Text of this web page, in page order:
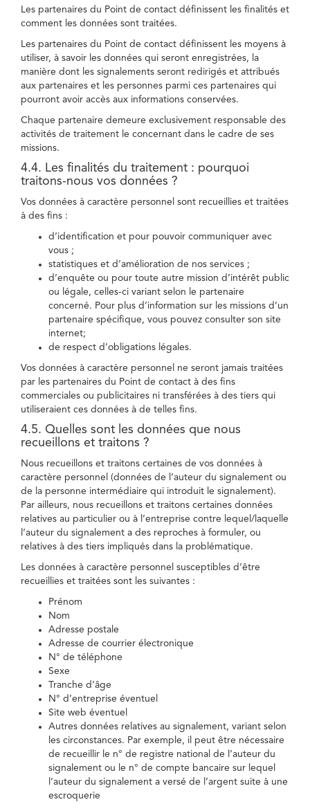
Les partenaires du Point de contact définissent les finalités et
comment les données sont traitées.
Les partenaires du Point de contact définissent les moyens à
utiliser, à savoir les données qui seront enregistrées, la
manière dont les signalements seront redirigés et attribués
aux partenaires et les personnes parmi ces partenaires qui
pourront avoir accès aux informations conservées.
Chaque partenaire demeure exclusivement responsable des
activités de traitement le concernant dans le cadre de ses
missions.
4.4. Les finalités du traitement : pourquoi
traitons-nous vos données ?
Vos données à caractère personnel sont recueillies et traitées
à des fins :
d’identification et pour pouvoir communiquer avec
vous ;
statistiques et d’amélioration de nos services ;
d’enquête ou pour toute autre mission d’intérêt public
ou légale, celles-ci variant selon le partenaire
concerné. Pour plus d’information sur les missions d’un
partenaire spécifique, vous pouvez consulter son site
internet;
de respect d’obligations légales.
Vos données à caractère personnel ne seront jamais traitées
par les partenaires du Point de contact à des fins
commerciales ou publicitaires ni transférées à des tiers qui
utiliseraient ces données à de telles fins.
4.5. Quelles sont les données que nous
recueillons et traitons ?
Nous recueillons et traitons certaines de vos données à
caractère personnel (données de l’auteur du signalement ou
de la personne intermédiaire qui introduit le signalement).
Par ailleurs, nous recueillons et traitons certaines données
relatives au particulier ou à l’entreprise contre lequel/laquelle
l’auteur du signalement a des reproches à formuler, ou
relatives à des tiers impliqués dans la problématique.
Les données à caractère personnel susceptibles d’être
recueillies et traitées sont les suivantes :
Prénom
Nom
Adresse postale
Adresse de courrier électronique
N° de téléphone
Sexe
Tranche d’âge
N° d’entreprise éventuel
Site web éventuel
Autres données relatives au signalement, variant selon
les circonstances. Par exemple, il peut être nécessaire
de recueillir le n° de registre national de l’auteur du
signalement ou le n° de compte bancaire sur lequel
l’auteur du signalement a versé de l’argent suite à une
escroquerie